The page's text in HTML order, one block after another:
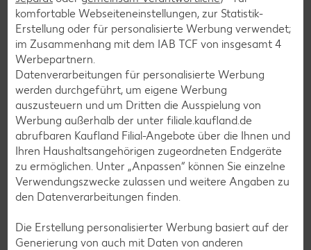
Lamm-Rezepte
Grill-Rezepte
Muffin-Rezepte
Apfelkuchen-Rezepte
Schokokuchen-Rezepte
Torten-Rezepte
Eis-Rezepte
Pfannkuchen-Rezepte
komfortable Webseiteneinstellungen, zur Statistik-
Erstellung oder für personalisierte Werbung verwendet;
im Zusammenhang mit dem IAB TCF von insgesamt 4
Werbepartnern.
Datenverarbeitungen für personalisierte Werbung
werden durchgeführt, um eigene Werbung
auszusteuern und um Dritten die Ausspielung von
Werbung außerhalb der unter filiale.kaufland.de
abrufbaren Kaufland Filial-Angebote über die Ihnen und
Ihren Haushaltsangehörigen zugeordneten Endgeräte
zu ermöglichen. Unter „Anpassen“ können Sie einzelne
Verwendungszwecke zulassen und weitere Angaben zu
den Datenverarbeitungen finden.
Die Erstellung personalisierter Werbung basiert auf der
Generierung von auch mit Daten von anderen